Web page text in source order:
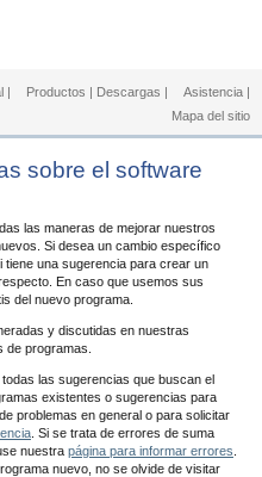
| Productos | Descargas | Asistencia |
Mapa del sitio
sobre el software
las maneras de mejorar nuestros
Si desea un cambio específico
una sugerencia para crear un
En caso que usemos sus
del nuevo programa.
y discutidas en nuestras
programas.
las sugerencias que buscan el
existentes o sugerencias para
problemas en general o para solicitar
. Si se trata de errores de suma
nuestra página para informar errores
nuevo, no se olvide de visitar